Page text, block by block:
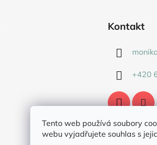
Tento web používá soubory
webu vyjadřujete souhlas s
Kontakt
+420